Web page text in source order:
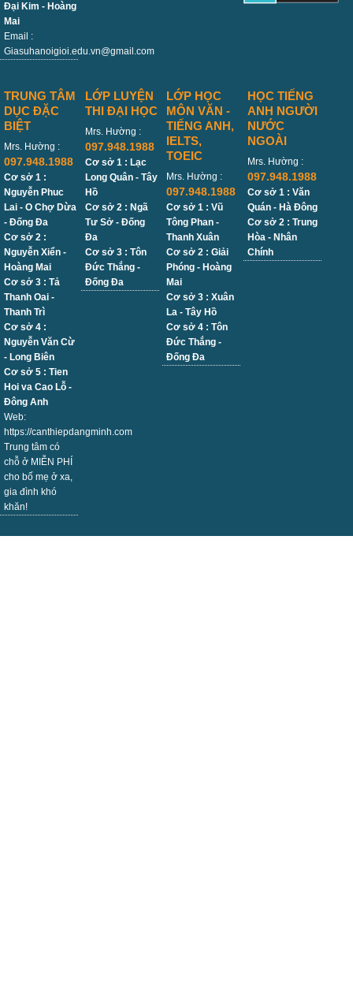
Đại Kim - Hoàng
Mai
Email :
Giasuhanoigioi.edu.vn@gmail.com
TRUNG TÂM
DỤC ĐẶC
BIỆT
Mrs. Hường :
097.948.1988
Cơ sở 1 :
Nguyễn Phuc
Lai - O Chợ Dừa
- Đống Đa
Cơ sở 2 :
Nguyễn Xiển -
Hoàng Mai
Cơ sở 3 : Tả
Thanh Oai -
Thanh Trì
Cơ sở 4 :
Nguyễn Văn Cừ
- Long Biên
Cơ sở 5 : Tien
Hoi va Cao Lỗ -
Đông Anh
Web:
https://canthiepdangminh.com
Trung tâm có
chỗ ở MIỄN PHÍ
cho bố mẹ ở xa,
gia đình khó
khăn!
LỚP LUYỆN
THI ĐẠI HỌC
Mrs. Hường :
097.948.1988
Cơ sở 1 : Lạc
Long Quân - Tây
Hồ
Cơ sở 2 : Ngã
Tư Sở - Đống
Đa
Cơ sở 3 : Tôn
Đức Thắng -
Đống Đa
LỚP HỌC
MÔN VĂN -
TIẾNG ANH,
IELTS,
TOEIC
Mrs. Hường :
097.948.1988
Cơ sở 1 : Vũ
Tông Phan -
Thanh Xuân
Cơ sở 2 : Giải
Phóng - Hoàng
Mai
Cơ sở 3 : Xuân
La - Tây Hồ
Cơ sở 4 : Tôn
Đức Thắng -
Đống Đa
HỌC TIẾNG
ANH NGƯỜI
NƯỚC
NGOÀI
Mrs. Hường :
097.948.1988
Cơ sở 1 : Văn
Quán - Hà Đông
Cơ sở 2 : Trung
Hòa - Nhân
Chính